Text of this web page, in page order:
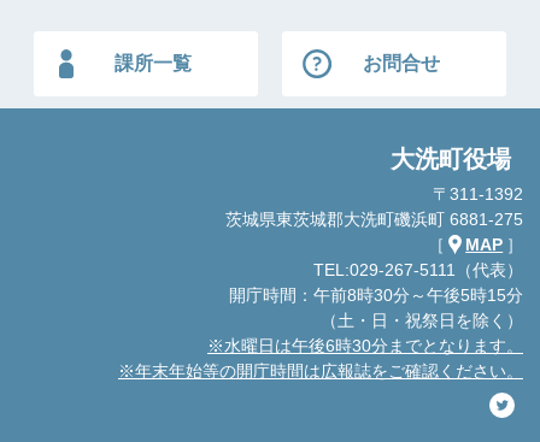
課所一覧 お問合せ
大洗町役場
〒311-1392
茨城県東茨城郡大洗町磯浜町 6881-275
［
MAP ］
TEL:029-267-5111（代表）
開庁時間：午前8時30分～午後5時15分
（土・日・祝祭日を除く）
※水曜日は午後6時30分までとなります。
※年末年始等の開庁時間は広報誌をご確認ください。